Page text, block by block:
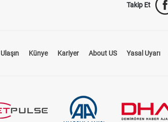
Takip Et
Künye Kariyer About US Yasal Uyarı